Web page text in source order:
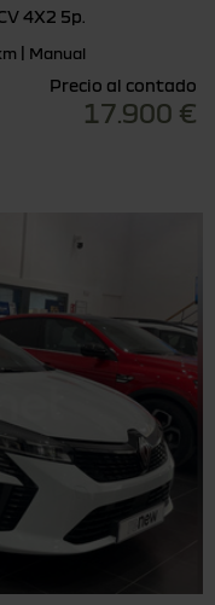
4X2 5p.
| Manual
Precio al contado
17.900 €